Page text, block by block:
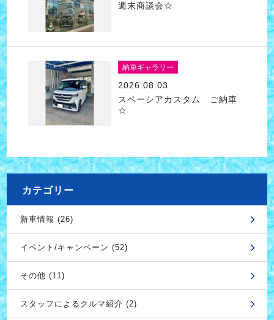
週末商談会☆
納車ギャラリー
2026.08.03
スペーシアカスタム ご納車
☆
カテゴリー
新車情報 (26)
イベント/キャンペーン (52)
その他 (11)
スタッフによるクルマ紹介 (2)